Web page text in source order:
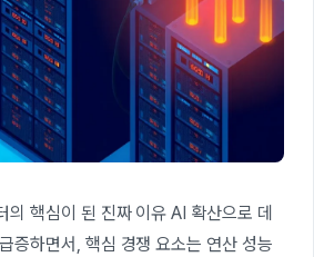
의 핵심이 된 진짜 이유 AI 확산으로 데
증하면서, 핵심 경쟁 요소는 연산 성능